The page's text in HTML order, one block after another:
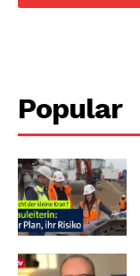
Popular